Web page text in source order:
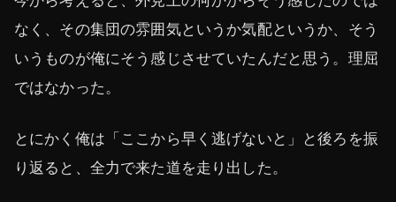
なく、その集団の雰囲気というか気配というか、そう
いうものが俺にそう感じさせていたんだと思う。理屈
ではなかった。
とにかく俺は「ここから早く逃げないと」と後ろを振
り返ると、全力で来た道を走り出した。